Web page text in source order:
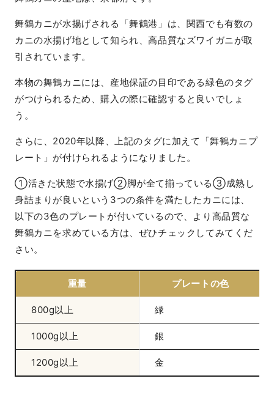
舞鶴カニが水揚げされる「舞鶴港」は、関西でも有数の
カニの水揚げ地として知られ、高品質なズワイガニが取
引されています。
本物の舞鶴カニには、産地保証の目印である緑色のタグ
がつけられるため、購入の際に確認すると良いでしょ
う。
さらに、2020年以降、上記のタグに加えて「舞鶴カニプ
レート」が付けられるようになりました。
①活きた状態で水揚げ②脚が全て揃っている③成熟し
身詰まりが良いという3つの条件を満たしたカニには、
以下の3色のプレートが付いているので、より高品質な
舞鶴カニを求めている方は、ぜひチェックしてみてくだ
さい。
重量 プレートの色
800g以上 緑
1000g以上 銀
1200g以上 金